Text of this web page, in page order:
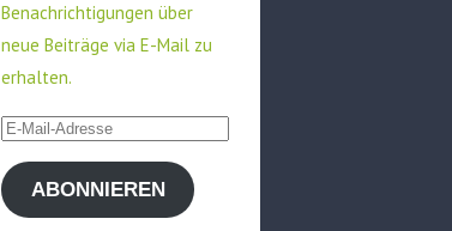
Benachrichtigungen über
neue Beiträge via E-Mail zu
erhalten.
E-
Mail-
AdresseABONNIEREN